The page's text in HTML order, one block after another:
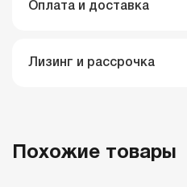
Оплата и доставка
Лизинг и рассрочка
Похожие товары